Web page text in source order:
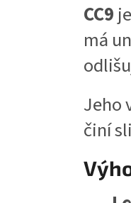
CC9
má
Jeho
činí